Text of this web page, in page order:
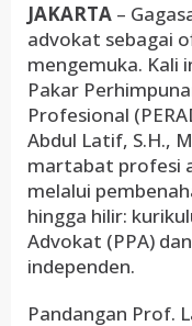
JAKARTA –
advokat sebagai
mengemuka. Kali
Pakar
Profesional
Abdul Latif, S.H.,
martabat profesi
melalui
hingga hilir:
Advokat (PPA)
independen.
Pandangan Prof.